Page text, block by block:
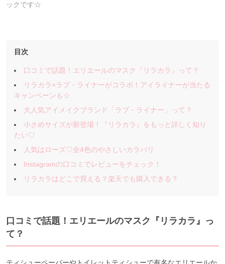
ックです☆
目次
口コミで話題！エリエールのマスク『リラカラ』って？
リラカラ×ラブ・ライナーがコラボ！アイライナーが当たる
キャンペーンも☆
大人気アイメイクブランド「ラブ・ライナー」って？
小さめサイズが新登場！『リラカラ』をもっと詳しく知り
たい♡
人気はローズ♡全4色のやさしいカラバリ
Instagramの口コミでレビューをチェック！
リラカラはどこで買える？楽天でも購入できる？
口コミで話題！エリエールのマスク『リラカラ』っ
て？
ティシューペーパーやトイレットティシューで有名なエリエールか